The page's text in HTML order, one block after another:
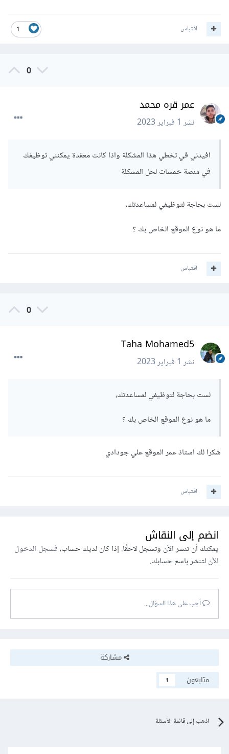
1 اقتباس
0
عمر قره محمد
نشر1 فبراير 2023
افيدني في تخطي هذا المشكلة واذا كانت معقدة يمكنني توظيفك
في منصة خمسات لحل المشكلة
لست بحاجة لتوظيفي لمساعدتك،
ما هو نوع الموقع الخاص بك ؟
اقتباس
0
Taha Mohamed5
نشر1 فبراير 2023
لست بحاجة لتوظيفي لمساعدتك،
ما هو نوع الموقع الخاص بك ؟
شكرا لك استاذ عمر الموقع علي جودادي
اقتباس
انضم إلى النقاش
يمكنك أن تنشر الآن وتسجل لاحقًا. إذا كان لديك حساب،فسجل الدخول
الآنلتنشر باسم حسابك.
أجب على هذا السؤال...
مشاركة
متابعون
1
اذهب إلى قائمة الأسئلة